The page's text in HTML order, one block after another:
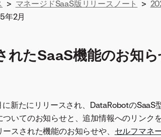
> マネージドSaaS版リリースノート >
年2月
れたSaaS機能のお知
新たにリリースされ、DataRobotのSaaS
いてのお知らせと、追加情報へのリンク
スされた機能のお知らせや、 セルフマネ